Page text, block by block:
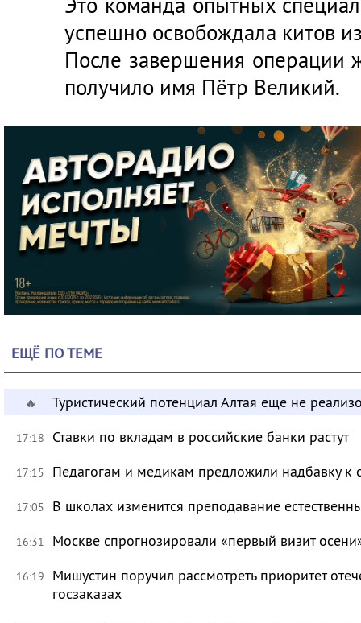
успешно освобождала китов
После завершения операции
получило имя Пётр Великий.
ЕЩЁ ПО ТЕМЕ
🔥 Туристический потенциал Алтая еще не
17:18 Ставки по вкладам в российские банки растут
17:15 Педагогам и медикам предложили надбавку к
17:05 В школах изменится преподавание
16:31 Москве спрогнозировали «первый визит
16:19
Мишустин поручил рассмотреть приоритет
госзаказах